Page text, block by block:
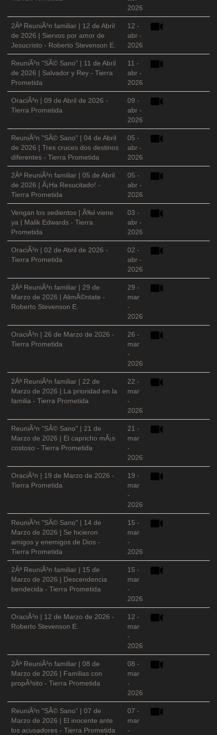
2026
2Âª ReuniÃ³n familiar | 12 de Abril
de 2026 | Siervos por amor de
Jesucristo - Roberto Stevenson E.
12 -
abr -
2026
ReuniÃ³n "SÃ© Sano" | 11 de Abril
de 2026 | Salvador y Rey - Tierra
Prometida
11 -
abr -
2026
OraciÃ³n | 09 de Abril de 2026 -
Tierra Prometida
09 -
abr -
2026
ReuniÃ³n "SÃ© Sano" | 04 de Abril
de 2026 | Tres cruces dos destinos
diferentes - Tierra Prometida
05 -
abr -
2026
2Âª ReuniÃ³n familiar | 05 de Abril
de 2026 | Â¡Ha Resucitado! -
Tierra Prometida
05 -
abr -
2026
Vengan los sedientos | Ã‰l viene
ya | Malik Edwards - Tierra
Prometida
03 -
abr -
2026
OraciÃ³n | 02 de Abril de 2026 -
Tierra Prometida
02 -
abr -
2026
2Âª ReuniÃ³n familiar | 29 de
Marzo de 2026 | AlimÃ©ntate -
Roberto Stevenson E.
29 -
mar
-
2026
OraciÃ³n | 26 de Marzo de 2026 -
Tierra Prometida
26 -
mar
-
2026
2Âª ReuniÃ³n familiar | 22 de
Marzo de 2026 | La prioridad en la
familia - Tierra Prometida
22 -
mar
-
2026
ReuniÃ³n "SÃ© Sano" | 21 de
Marzo de 2026 | El capricho mÃ¡s
costoso - Tierra Prometida
21 -
mar
-
2026
OraciÃ³n | 19 de Marzo de 2026 -
Tierra Prometida
19 -
mar
-
2026
ReuniÃ³n "SÃ© Sano" | 14 de
Marzo de 2026 | Se hicieron
amigos y enemigos de Dios -
Tierra Prometida
15 -
mar
-
2026
2Âª ReuniÃ³n familiar | 15 de
Marzo de 2026 | Descendencia
bendecida - Tierra Prometida
15 -
mar
-
2026
OraciÃ³n | 12 de Marzo de 2026 -
Roberto Stevenson E.
12 -
mar
-
2026
2Âª ReuniÃ³n familiar | 08 de
Marzo de 2026 | Familias con
propÃ³sito - Tierra Prometida
08 -
mar
-
2026
ReuniÃ³n "SÃ© Sano" | 07 de
Marzo de 2026 | El inocente ante
los acusadores - Tierra Prometida
07 -
mar
-